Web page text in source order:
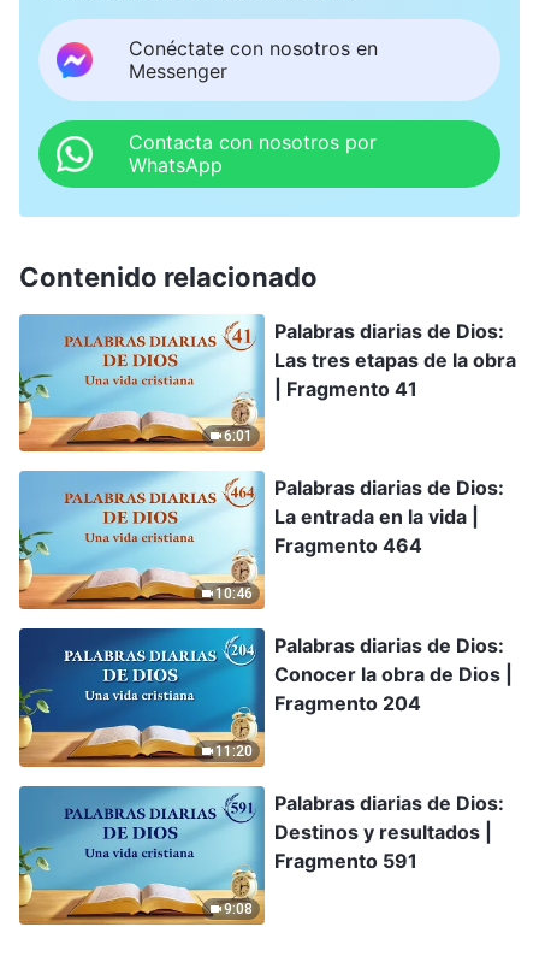
Conéctate con nosotros en
Messenger
Contacta con nosotros por
WhatsApp
Contenido relacionado
6:01
Palabras diarias de Dios:
Las tres etapas de la obra
| Fragmento 41
10:46
Palabras diarias de Dios:
La entrada en la vida |
Fragmento 464
11:20
Palabras diarias de Dios:
Conocer la obra de Dios |
Fragmento 204
9:08
Palabras diarias de Dios:
Destinos y resultados |
Fragmento 591